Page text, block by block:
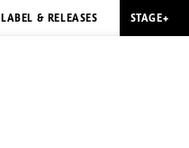
LABEL & RELEASES STAGE+